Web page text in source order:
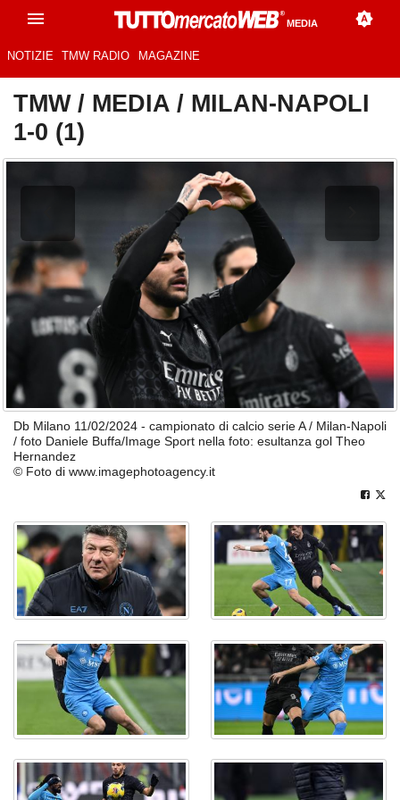
MEDIA
NOTIZIE TMW RADIO MAGAZINE
TMW/ MEDIA / MILAN-NAPOLI
1-0 (1)
Db Milano 11/02/2024 - campionato di calcio serie A / Milan-Napoli
/ foto Daniele Buffa/Image Sport nella foto: esultanza gol Theo
Hernandez
© Foto di www.imagephotoagency.it